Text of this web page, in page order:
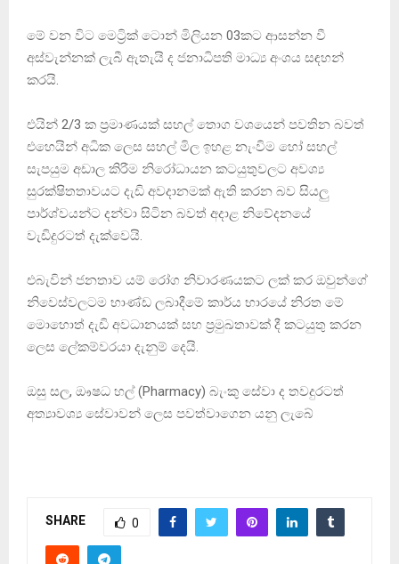
මේ වන විට මෙට්‍රික් ටොන් මිලියන 03කට ආසන්න වී
අස්වැන්නක් ලැබී ඇතැයි ද ජනාධිපති මාධ්‍ය අංශය සඳහන්
කරයි.
එයින් 2/3 ක ප්‍රමාණයක් සහල් තොග වශයෙන් පවතින බවත්
එහෙයින් අධික ලෙස සහල් මිල ඉහළ නැංවිම හෝ සහල්
සැපයුම අඩාල කිරීම නිරෝධායන කටයුතුවලට අවශ්‍ය
සුරක්ෂිතතාවයට දැඩි අවදානමක් ඇති කරන බව සියලු
පාර්ශ්වයන්ට දන්වා සිටින බවත් අදාළ නිවේදනයේ
වැඩිදුරටත් දැක්වෙයි.
එබැවින් ජනතාව යම් රෝග නිවාරණයකට ලක් කර ඔවුන්ගේ
නිවෙස්වලටම භාණ්ඩ ලබාදීමේ කාර්ය භාරයේ නිරත මේ
මොහොත් දැඩි අවධානයක් සහ ප්‍රමුඛතාවක් දී කටයුතු කරන
ලෙස ලේකම්වරයා දැනුම් දෙයි.
ඔසු සල, ඖෂධ හල් (Pharmacy) බැංකු සේවා ද තවදුරටත්
අත්‍යාවශ්‍ය සේවාවන් ලෙස පවත්වාගෙන යනු ලැබේ
SHARE 0